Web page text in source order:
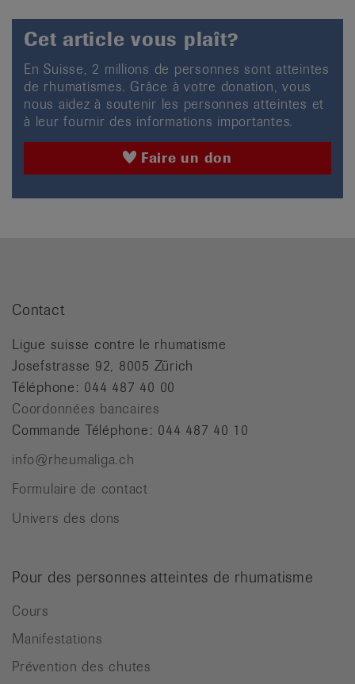
Cet article vous plaît?
En Suisse, 2 millions de personnes sont atteintes
de rhumatismes. Grâce à votre donation, vous
nous aidez à soutenir les personnes atteintes et
à leur fournir des informations importantes.
Faire un don
Contact
Ligue suisse contre le rhumatisme
Josefstrasse 92, 8005 Zürich
Téléphone: 044 487 40 00
Coordonnées bancaires
Commande Téléphone: 044 487 40 10
info@rheumaliga.ch
Formulaire de contact
Univers des dons
Pour des personnes atteintes de rhumatisme
Cours
Manifestations
Prévention des chutes